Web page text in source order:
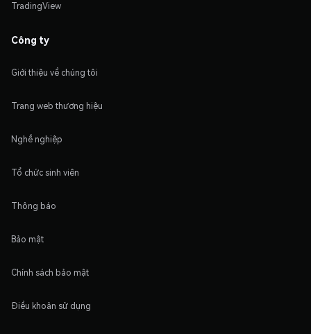
TradingView
Công ty
Giới thiệu về chúng tôi
Trang web thương hiệu
Nghề nghiệp
Tổ chức sinh viên
Thông báo
Bảo mật
Chính sách bảo mật
Điều khoản sử dụng